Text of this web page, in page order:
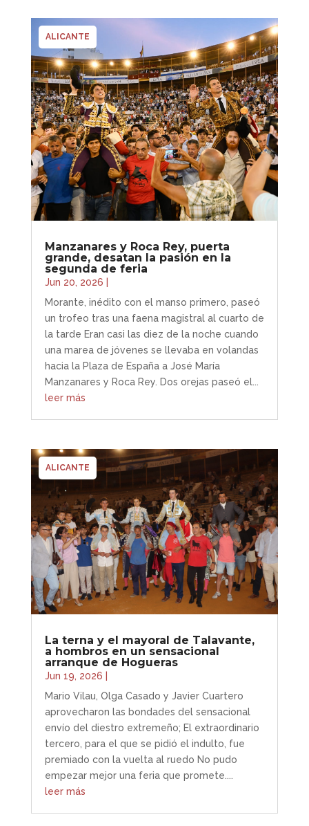
Manzanares y Roca Rey, puerta
grande, desatan la pasión en la
segunda de feria
Jun 20, 2026
ALICANTE
Morante, inédito con el manso primero, paseó
un trofeo tras una faena magistral al cuarto de
la tarde Eran casi las diez de la noche cuando
una marea de jóvenes se llevaba en volandas
hacia la Plaza de España a José María
Manzanares y Roca Rey. Dos orejas paseó el...
leer más
La terna y el mayoral de Talavante,
a hombros en un sensacional
arranque de Hogueras
Jun 19, 2026 |
ALICANTE
Mario Vilau, Olga Casado y Javier Cuartero
aprovecharon las bondades del sensacional
envío del diestro extremeño; El extraordinario
tercero, para el que se pidió el indulto, fue
premiado con la vuelta al ruedo No pudo
empezar mejor una feria que promete....
leer más